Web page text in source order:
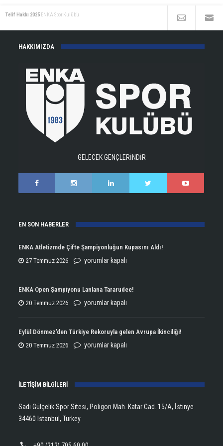
Telif Hakkı 2025 ENKA Spor Kulübü
HAKKIMIZDA
GELECEK GENÇLERİNDİR
EN SON HABERLER
ENKA Atletizmde Çifte Şampiyonluğun Kupasını Aldı!
27 Temmuz 2026
ENKA
Çifte
Şampiyonluğun
yorumlar kapalı
ENKA Open Şampiyonu Lanlana Tararudee!
20 Temmuz 2026
ENKA
Şampiyonu
Lanlana
yorumlar kapalı
Eylül Dönmez’den Türkiye Rekoruyla gelen Avrupa İkinciliği!
20 Temmuz 2026
Eylül
Rekoruyla
Avrupa
yorumlar kapalı
İLETİŞİM BİLGİLERİ
Sadi Gülçelik Spor Sitesi, Poligon Mah. Katar Cad. 15/A, İstinye
34460 Istanbul, Turkey